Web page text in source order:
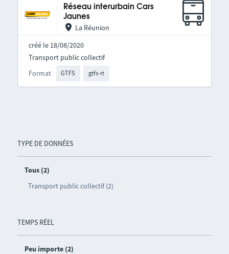
TYPE DE DONNÉES
Tous (2)
Transport public collectif (2)
TEMPS RÉEL
Peu importe (2)
Réseau interurbain Cars
Jaunes
La Réunion
créé le 18/08/2020
Format GTFS gtfs-rt
Transport public collectif